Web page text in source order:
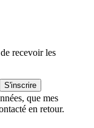
recevoir les
S'inscrire
que mes
en retour.